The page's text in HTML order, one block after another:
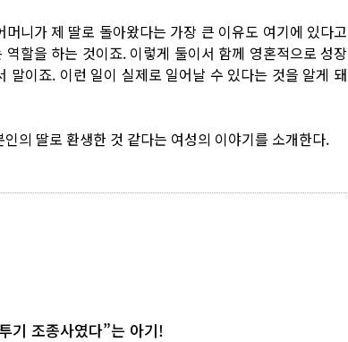
니가 제 딸로 돌아왔다는 가장 큰 이유도 여기에 있다고
할을 하는 것이죠. 이렇게 둘이서 함께 영혼적으로 성장
이죠. 이런 일이 실제로 일어날 수 있다는 것을 알게 돼
의 딸로 환생한 것 같다는 여성의 이야기를 소개한다.
기 조종사였다”는 아기!